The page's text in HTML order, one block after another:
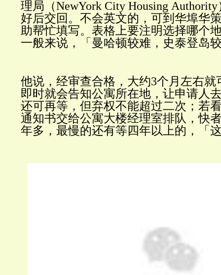
理局（NewYork City Housing Authority
好后交回。不会英文的，可到华埠华
助帮忙填写。表格上要注明选择哪个
一般来说，「曼哈顿较难，史泰登岛
他说，经审查合格，大约3个月左右就
即时就会告知公寓所在地，让申请人
还可再等，但弃权不能超过二次；若
通知书交给公寓大楼经理室排队，快
年多，最慢的还有等四年以上的，「